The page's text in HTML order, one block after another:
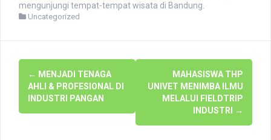
mengunjungi tempat-tempat wisata di Bandung.
Uncategorized
Navigasi
pos
← MENJADI TENAGA
AHLI & PROFESIONAL DI
INDUSTRI PANGAN
MAHASISWA THP
UNIVET MENIMBA ILMU
MELALUI FIELDTRIP
INDUSTRI
→